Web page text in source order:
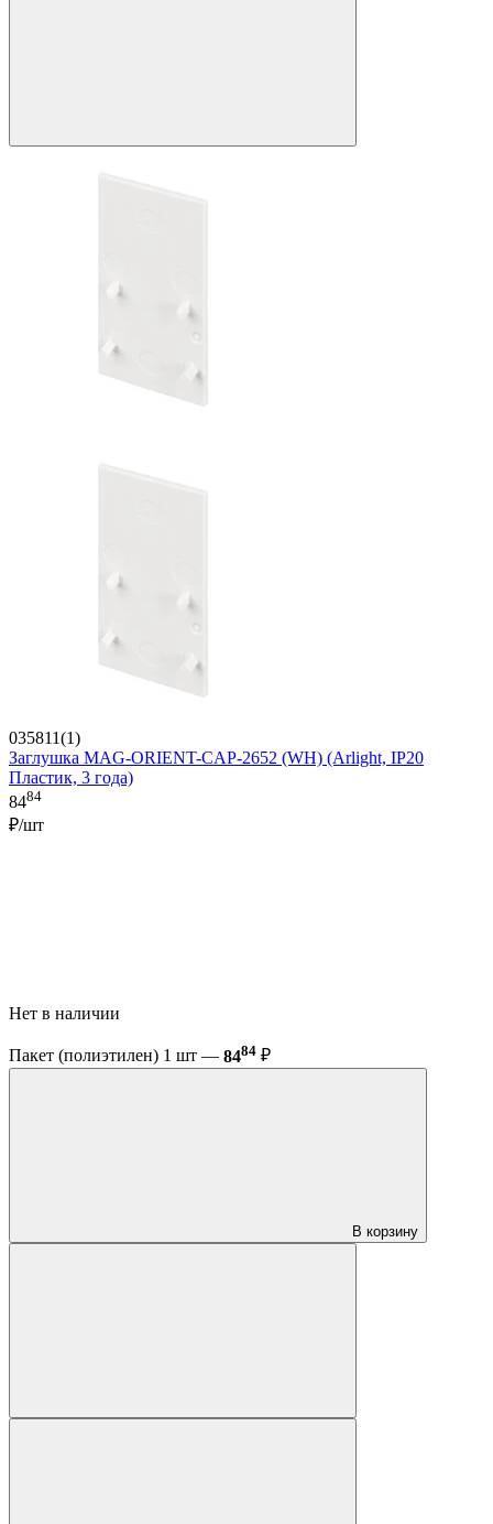
035811(1)
Заглушка MAG-ORIENT-CAP-2652 (WH) (Arlight, IP20
Пластик, 3 года)
8484
₽/шт
Нет в наличии
Пакет (полиэтилен) 1 шт — 8484 ₽
В корзину